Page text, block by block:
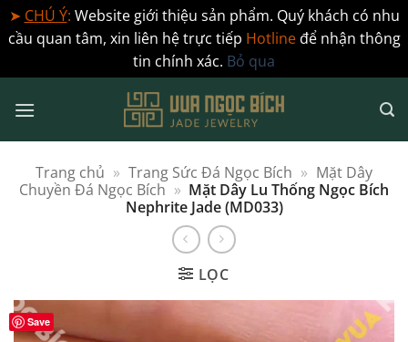
➤ CHÚ Ý: Website giới thiệu sản phẩm. Quý khách có nhu
cầu quan tâm, xin liên hệ trực tiếp Hotlineđể nhận thông
tin chính xác. Bỏ qua
qua
Trang chủ » Trang Sức Đá Ngọc Bích » Mặt Dây
Chuyền Đá Ngọc Bích » Mặt Dây Lu Thống Ngọc Bích
Nephrite Jade (MD033)
LỌC
Save